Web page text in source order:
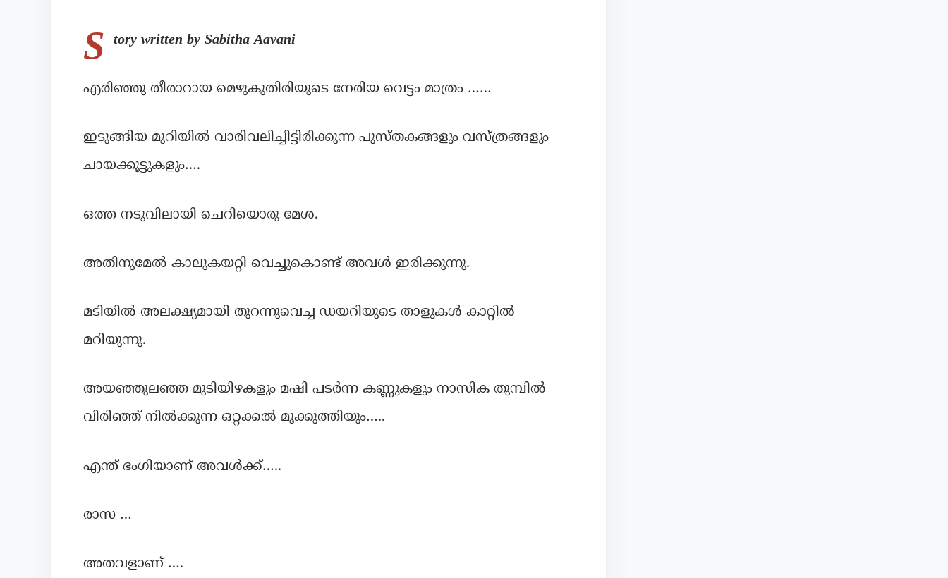
S tory written by Sabitha Aavani
എരിഞ്ഞു തീരാറായ മെഴുകുതിരിയുടെ നേരിയ വെട്ടം മാത്രം ……
ഇടുങ്ങിയ മുറിയിൽ വാരിവലിച്ചിട്ടിരിക്കുന്ന പുസ്തകങ്ങളും വസ്ത്രങ്ങളും
ചായക്കൂട്ടുകളും….
ഒത്ത നടുവിലായി ചെറിയൊരു മേശ.
അതിനുമേൽ കാലുകയറ്റി വെച്ചുകൊണ്ട് അവൾ ഇരിക്കുന്നു.
മടിയിൽ അലക്ഷ്യമായി തുറന്നുവെച്ച ഡയറിയുടെ താളുകൾ കാറ്റിൽ
മറിയുന്നു.
അയഞ്ഞുലഞ്ഞ മുടിയിഴകളും മഷി പടർന്ന കണ്ണുകളും നാസിക തുമ്പിൽ
വിരിഞ്ഞ് നിൽക്കുന്ന ഒറ്റക്കല്‍ മൂക്കുത്തിയും…..
എന്ത് ഭംഗിയാണ് അവള്‍ക്ക്…..
രാസ …
അതവളാണ് ….